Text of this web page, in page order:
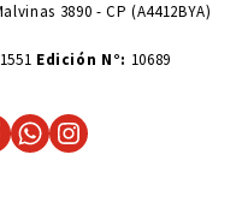
3890 - CP (A4412BYA)
Edición N°: 10689